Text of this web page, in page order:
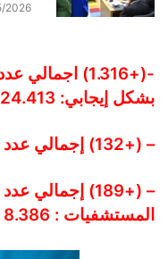
2026
-(+1.316)
بشكل إيجابي: 24.413
– (+132) إجمالي عدد المرضى المتوفين : 2.643
– (+189)
المستشفيات : 8.386